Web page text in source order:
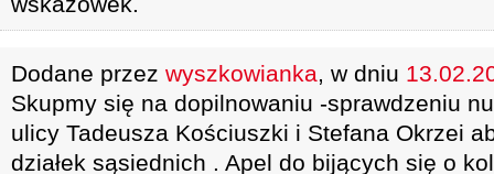
Dodane przez wyszkowianka, w dniu
Skupmy się na dopilnowaniu -sprawdzeniu
ulicy Tadeusza Kościuszki i Stefana Okrzei
działek sąsiednich . Apel do bijących się o